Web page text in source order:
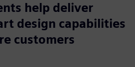
help deliver
design capabilities
customers